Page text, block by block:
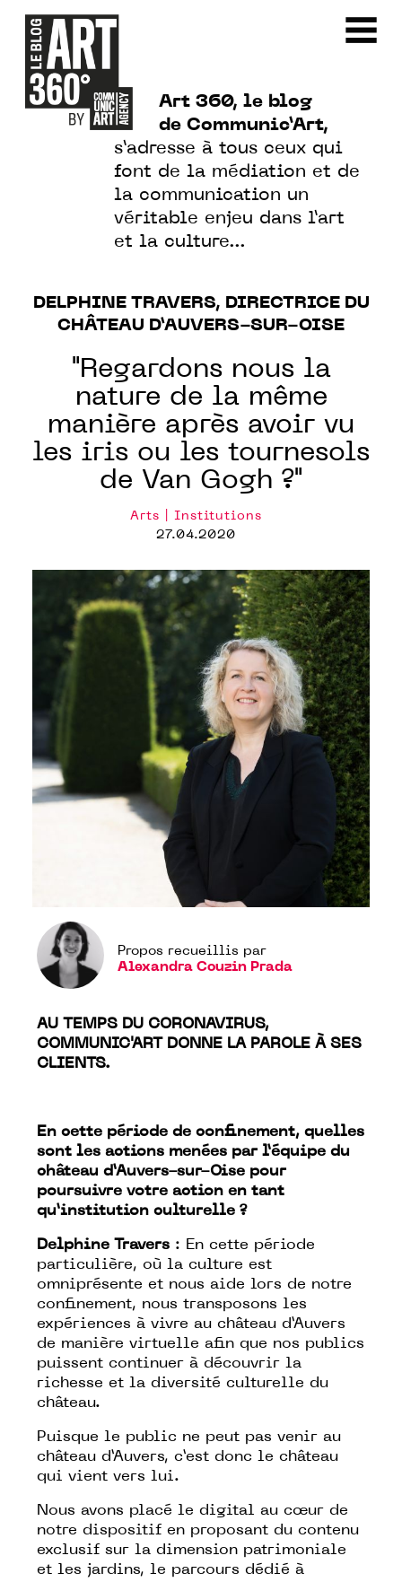
Art 360, le blog
de Communic’Art,
s’adresse à tous ceux qui
font de la médiation et de
la communication un
véritable enjeu dans l’art
et la culture…
DELPHINE TRAVERS, DIRECTRICE DU
CHÂTEAU D’AUVERS-SUR-OISE
"Regardons nous la
nature de la même
manière après avoir vu
les iris ou les tournesols
de Van Gogh ?"
Arts | Institutions
27.04.2020
Propos recueillis par
Alexandra Couzin Prada
AU TEMPS DU CORONAVIRUS,
COMMUNIC'ART DONNE LA PAROLE À SES
CLIENTS.
En cette période de confinement, quelles
sont les actions menées par l’équipe du
château d’Auvers-sur-Oise pour
poursuivre votre action en tant
qu’institution culturelle ?
Delphine Travers : En cette période
particulière, où la culture est
omniprésente et nous aide lors de notre
confinement, nous transposons les
expériences à vivre au château d’Auvers
de manière virtuelle afin que nos publics
puissent continuer à découvrir la
richesse et la diversité culturelle du
château.
Puisque le public ne peut pas venir au
château d’Auvers, c’est donc le château
qui vient vers lui.
Nous avons placé le digital au cœur de
notre dispositif en proposant du contenu
exclusif sur la dimension patrimoniale
et les jardins, le parcours dédié à